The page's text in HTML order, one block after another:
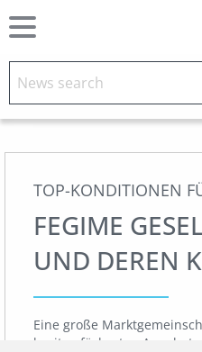
TOP-KONDITIONEN
FEGIME
UND DEREN
Eine große
breit gefächerten Angebot